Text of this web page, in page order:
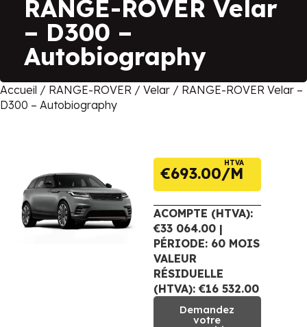
RANGE-ROVER Velar
– D300 –
Autobiography
Accueil / RANGE-ROVER / Velar / RANGE-ROVER Velar –
D300 – Autobiography
€693.00
HTVA
ACOMPTE (HTVA):
€33 064.00 |
PÉRIODE: 60 MOIS
VALEUR
RÉSIDUELLE
(HTVA): €16 532.00
Demandez
votre